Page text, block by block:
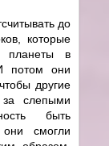
до
которые
планеты в
потом они
другие
слепыми
быть
смогли